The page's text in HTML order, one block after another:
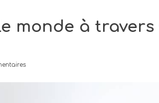
monde à